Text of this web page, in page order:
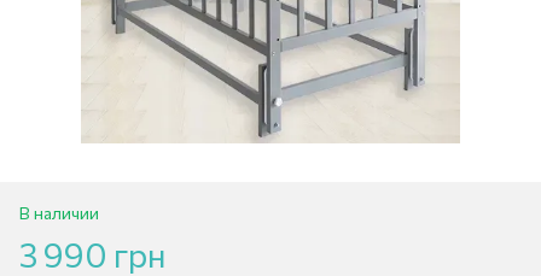
В наличии
3 990 грн